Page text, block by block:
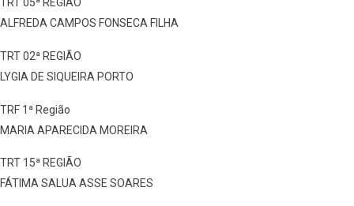
TRT 05ª REGIÃO
ALFREDA CAMPOS FONSECA FILHA
TRT 02ª REGIÃO
LYGIA DE SIQUEIRA PORTO
TRF 1ª Região
MARIA APARECIDA MOREIRA
TRT 15ª REGIÃO
FÁTIMA SALUA ASSE SOARES